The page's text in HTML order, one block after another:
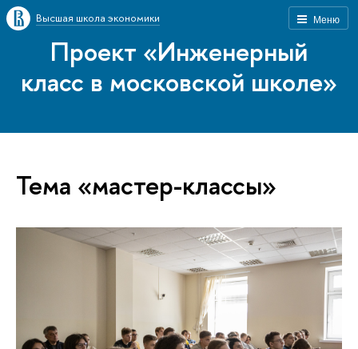
Меню
Высшая школа экономики
Проект «Инженерный
класс в московской школе»
Тема «мастер-классы»